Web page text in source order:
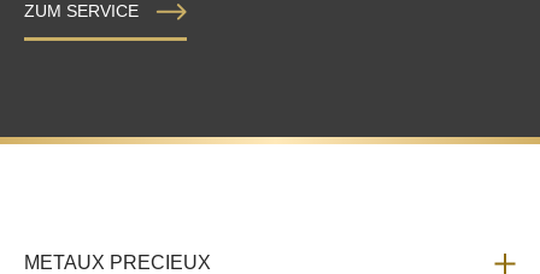
ZUM SERVICE
METAUX PRECIEUX